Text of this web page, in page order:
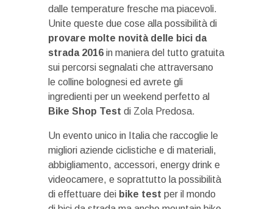
dalle temperature fresche ma piacevoli.
Unite queste due cose alla possibilità di
provare molte novità delle bici da
strada 2016 in maniera del tutto gratuita
sui percorsi segnalati che attraversano
le colline bolognesi ed avrete gli
ingredienti per un weekend perfetto al
Bike Shop Test di Zola Predosa.
Un evento unico in Italia che raccoglie le
migliori aziende ciclistiche e di materiali,
abbigliamento, accessori, energy drink e
videocamere, e soprattutto la possibilità
di effettuare dei bike test per il mondo